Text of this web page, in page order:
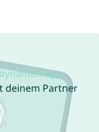
App
deinem Partner